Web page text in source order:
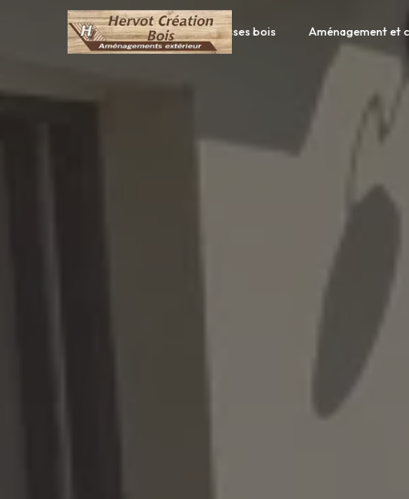
Accueil Terrasses bois Aménagement et
Panneau de gestion des cookies